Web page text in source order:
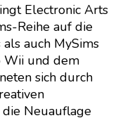
Electronic Arts
Reihe auf die
auch MySims
Wii und dem
sich durch
die Neuauflage